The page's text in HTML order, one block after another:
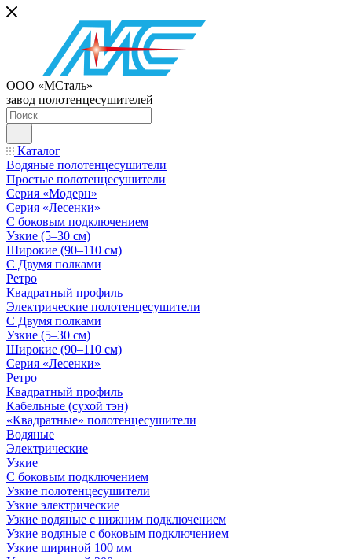
ООО «МСталь»
завод полотенцесушителей
Каталог
Водяные полотенцесушители
Простые полотенцесушители
Серия «Модерн»
Серия «Лесенки»
С боковым подключением
Узкие (5–30 см)
Широкие (90–110 см)
С Двумя полками
Ретро
Квадратный профиль
Электрические полотенцесушители
С Двумя полками
Узкие (5–30 см)
Широкие (90–110 см)
Серия «Лесенки»
Ретро
Квадратный профиль
Кабельные (сухой тэн)
«Квадратные» полотенцесушители
Водяные
Электрические
Узкие
С боковым подключением
Узкие полотенцесушители
Узкие электрические
Узкие водяные с нижним подключением
Узкие водяные с боковым подключением
Узкие шириной 100 мм